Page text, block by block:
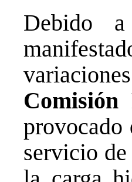
Debido
provocado
servicio